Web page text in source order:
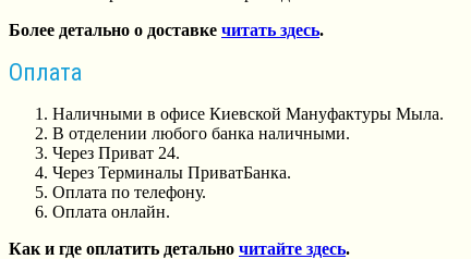
Более детально о доставке читать здесь.
Оплата
Наличными в офисе Киевской Мануфактуры Мыла.
В отделении любого банка наличными.
Через Приват 24.
Через Терминалы ПриватБанка.
Оплата по телефону.
Оплата онлайн.
Как и где оплатить детально читайте здесь.